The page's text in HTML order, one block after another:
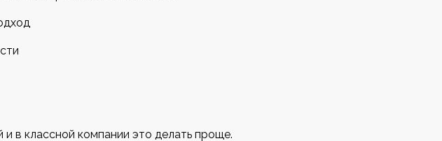
в классной компании это делать проще.